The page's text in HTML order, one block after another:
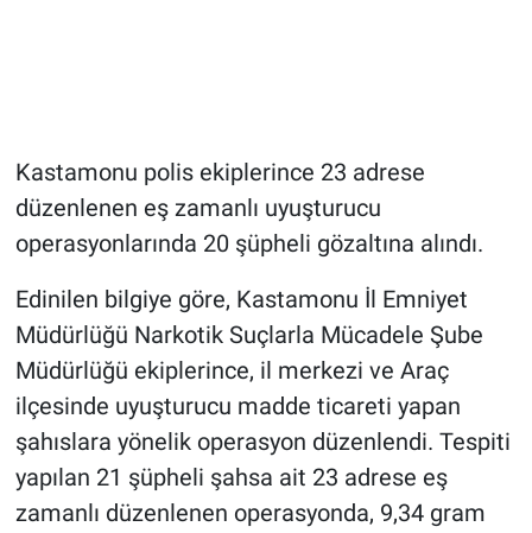
Kastamonu polis ekiplerince 23 adrese
düzenlenen eş zamanlı uyuşturucu
operasyonlarında 20 şüpheli gözaltına alındı.
Edinilen bilgiye göre, Kastamonu İl Emniyet
Müdürlüğü Narkotik Suçlarla Mücadele Şube
Müdürlüğü ekiplerince, il merkezi ve Araç
ilçesinde uyuşturucu madde ticareti yapan
şahıslara yönelik operasyon düzenlendi. Tespiti
yapılan 21 şüpheli şahsa ait 23 adrese eş
zamanlı düzenlenen operasyonda, 9,34 gram